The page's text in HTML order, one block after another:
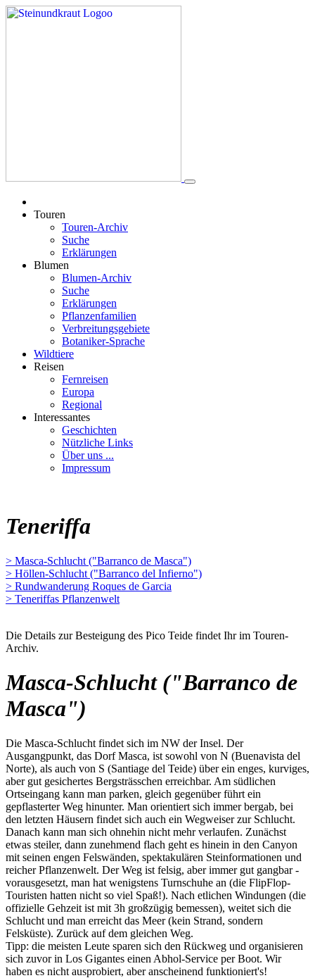
Touren
Touren-Archiv
Suche
Erklärungen
Blumen
Blumen-Archiv
Suche
Erklärungen
Pflanzenfamilien
Verbreitungsgebiete
Botaniker-Sprache
Wildtiere
Reisen
Fernreisen
Europa
Regional
Interessantes
Geschichten
Nützliche Links
Über uns ...
Impressum
Teneriffa
> Masca-Schlucht ("Barranco de Masca")
> Höllen-Schlucht ("Barranco del Infierno")
> Rundwanderung Roques de Garcia
> Teneriffas Pflanzenwelt
Die Details zur Besteigung des Pico Teide findet Ihr im Touren-
Archiv.
Masca-Schlucht ("Barranco de
Masca")
Die Masca-Schlucht findet sich im NW der Insel. Der
Ausgangpunkt, das Dorf Masca, ist sowohl von N (Buenavista del
Norte), als auch von S (Santiage del Teide) über ein enges, kurviges,
aber gut gesichertes Bergsträsschen erreichbar. Am südlichen
Ortseingang kann man parken, gleich gegenüber führt ein
gepflasterter Weg hinunter. Man orientiert sich immer bergab, bei
den letzten Häusern findet sich auch ein Wegweiser zur Schlucht.
Danach kann man sich ohnehin nicht mehr verlaufen. Zunächst
etwas steiler, dann zunehmend flach geht es hinein in den Canyon
mit seinen engen Felswänden, spektakulären Steinformationen und
reicher Pflanzenwelt. Der Weg ist felsig, aber immer gut gangbar -
vorausgesetzt, man hat wenigstens Turnschuhe an (die FlipFlop-
Touristen hatten nicht so viel Spaß!). Nach etlichen Windungen (die
offizielle Gehzeit ist mit 3h großzügig bemessen), weitet sich die
Schlucht und man erreicht das Meer (kein Strand, sondern
Felsküste). Zurück auf dem gleichen Weg.
Tipp: die meisten Leute sparen sich den Rückweg und organisieren
sich zuvor in Los Gigantes einen Abhol-Service per Boot. Wir
haben es nicht ausprobiert, aber anscheinend funktioniert's!